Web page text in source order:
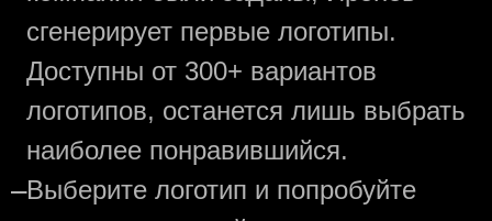
сгенерирует первые логотипы.
Доступны от 300+ вариантов
логотипов, останется лишь выбрать
наиболее понравившийся.
—Выберите логотип и попробуйте